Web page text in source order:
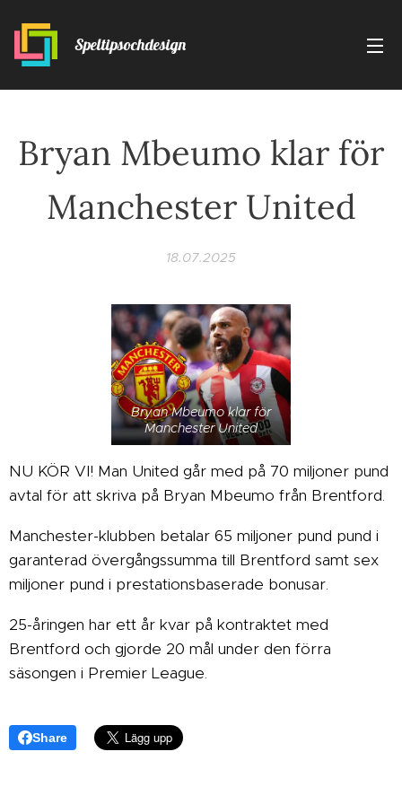
Speltipsochdesign
Bryan Mbeumo klar för
Manchester United
18.07.2025
Bryan Mbeumo klar för
Manchester United
NU KÖR VI! Man United går med på 70 miljoner pund
avtal för att skriva på Bryan Mbeumo från Brentford.
Manchester-klubben betalar 65 miljoner pund pund i
garanterad övergångssumma till Brentford samt sex
miljoner pund i prestationsbaserade bonusar.
25-åringen har ett år kvar på kontraktet med
Brentford och gjorde 20 mål under den förra
säsongen i Premier League.
Share